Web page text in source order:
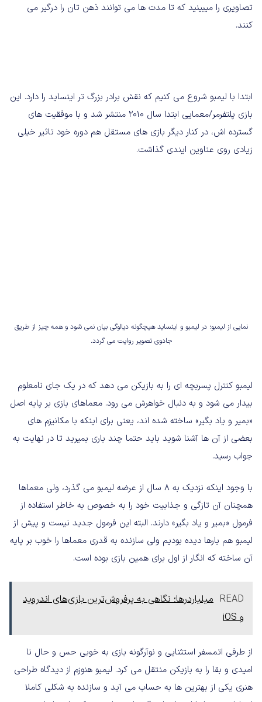
تصاویری را میبینید که تا مدت ها می توانند ذهن تان را درگیر می
کنند.
ابتدا با لیمبو شروع می کنیم که نقش برادر بزرگ تر اینساید را دارد. این
بازی پلتفرمر/معمایی ابتدا سال 2010 منتشر شد و با موفقیت های
گسترده اش، در کنار دیگر بازی های مستقل هم دوره خود تاثیر خیلی
زیادی روی عناوین ایندی گذاشت.
نمایی از لیمبو؛ در لیمبو و اینساید هیچگونه دیالوگی بیان نمی شود و همه چیز از طریق
جادوی تصویر روایت می گردد.
لیمبو کنترل پسربچه ای را به بازیکن می دهد که در یک جای نامعلوم
بیدار می شود و به دنبال خواهرش می رود. معماهای بازی بر پایه اصل
«بمیر و یاد بگیر» ساخته شده اند، یعنی برای اینکه با مکانیزم های
بعضی از آن ها آشنا شوید باید حتما چند باری بمیرید تا در نهایت به
جواب رسید.
با وجود اینکه نزدیک به 8 سال از عرضه لیمبو می گذرد، ولی معماها
همچنان آن تازگی و جذابیت خود را به خصوص به خاطر استفاده از
فرمول «بمیر و یاد بگیر» دارند. البته این فرمول جدید نیست و پیش از
لیمبو هم بارها دیده بودیم ولی سازنده به قدری معماها را خوب بر پایه
آن ساخته که انگار از اول برای همین بازی بوده است.
READ میلیاردرها؛ نگاهی به پرفروش‌ترین بازی‌های اندروید
و iOS
از طرفی اتمسفر استثنایی و نوآرگونه بازی به خوبی حس و حال نا
امیدی و بقا را به بازیکن منتقل می کرد. لیمبو هنوزم از دیدگاه طراحی
هنری یکی از بهترین ها به حساب می آید و سازنده به شکلی کاملا